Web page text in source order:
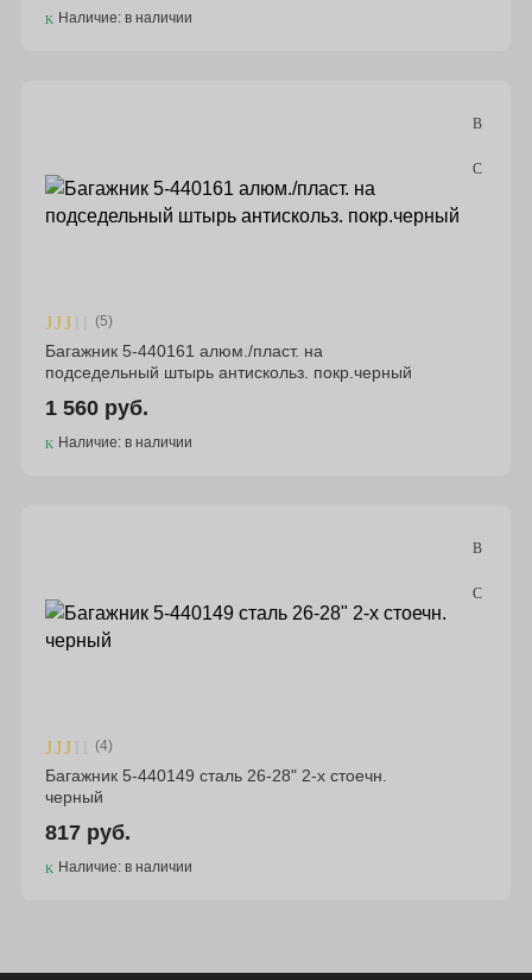
Наличие: в наличии
(5)
Багажник 5-440161 алюм./пласт. на
подседельный штырь антискольз. покр.черный
1 560 руб.
Наличие: в наличии
(4)
Багажник 5-440149 сталь 26-28" 2-х стоечн.
черный
817 руб.
Наличие: в наличии